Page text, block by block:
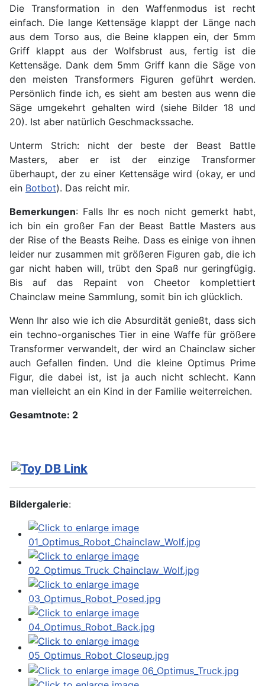
Die Transformation in den Waffenmodus ist recht
einfach. Die lange Kettensäge klappt der Länge nach
aus dem Torso aus, die Beine klappen ein, der 5mm
Griff klappt aus der Wolfsbrust aus, fertig ist die
Kettensäge. Dank dem 5mm Griff kann die Säge von
den meisten Transformers Figuren geführt werden.
Persönlich finde ich, es sieht am besten aus wenn die
Säge umgekehrt gehalten wird (siehe Bilder 18 und
20). Ist aber natürlich Geschmackssache.
Unterm Strich: nicht der beste der Beast Battle
Masters, aber er ist der einzige Transformer
überhaupt, der zu einer Kettensäge wird (okay, er und
ein Botbot). Das reicht mir.
Bemerkungen: Falls Ihr es noch nicht gemerkt habt,
ich bin ein großer Fan der Beast Battle Masters aus
der Rise of the Beasts Reihe. Dass es einige von ihnen
leider nur zusammen mit größeren Figuren gab, die ich
gar nicht haben will, trübt den Spaß nur geringfügig.
Bis auf das Repaint von Cheetor komplettiert
Chainclaw meine Sammlung, somit bin ich glücklich.
Wenn Ihr also wie ich die Absurdität genießt, dass sich
ein techno-organisches Tier in eine Waffe für größere
Transformer verwandelt, der wird an Chainclaw sicher
auch Gefallen finden. Und die kleine Optimus Prime
Figur, die dabei ist, ist ja auch nicht schlecht. Kann
man vielleicht an ein Kind in der Familie weiterreichen.
Gesamtnote: 2
Bildergalerie: